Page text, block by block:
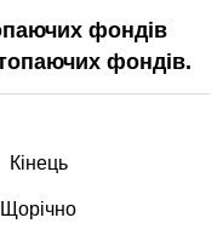
фондів
фондів.
Кінець
Щорічно